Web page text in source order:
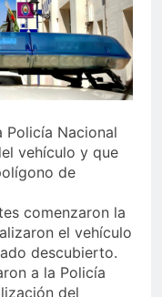
Policía Nacional
vehículo y que
de
comenzaron la
el vehículo
descubierto.
a la Policía
del